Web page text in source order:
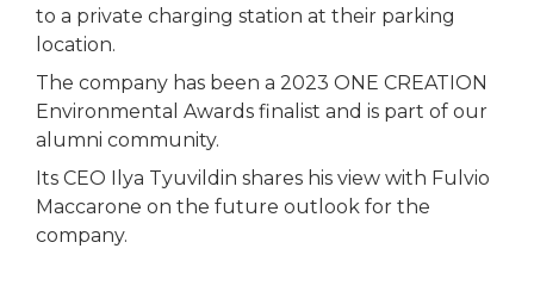
to a private charging station at their parking
location.
The company has been a 2023 ONE CREATION
Environmental Awards finalist and is part of our
alumni community.
Its CEO Ilya Tyuvildin shares his view with Fulvio
Maccarone on the future outlook for the
company.